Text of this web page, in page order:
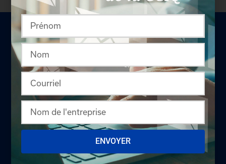
LA CHAMBRE
Offres d'emploi
Appel d'offres
Qui sommes-nous ?
ENVOYER